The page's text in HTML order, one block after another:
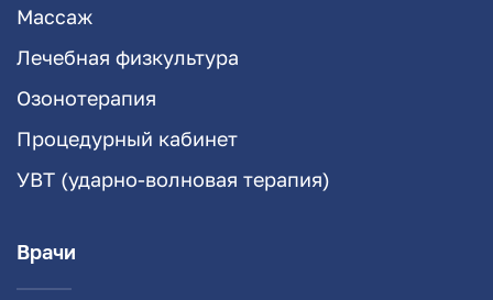
Массаж
Лечебная физкультура
Озонотерапия
Процедурный кабинет
УВТ (ударно-волновая терапия)
Врачи